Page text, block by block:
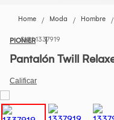
Home Moda Hombre
PIONIER1337919
Pantalón Twill